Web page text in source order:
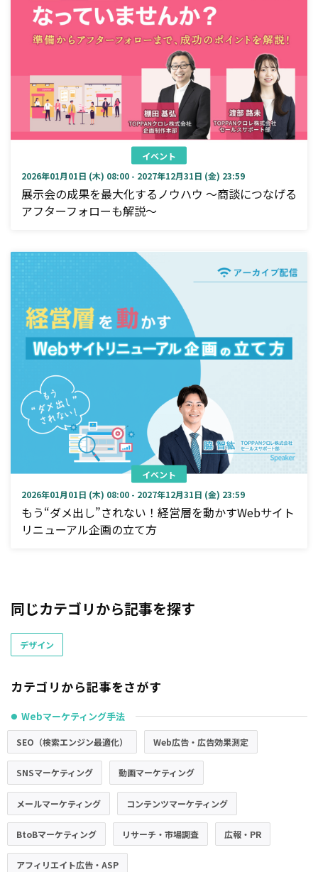
イベント
2026年01月01日 (木) 08:00 - 2027年12月31日 (金) 23:59
展示会の成果を最大化するノウハウ ～商談につなげる
アフターフォローも解説～
イベント
2026年01月01日 (木) 08:00 - 2027年12月31日 (金) 23:59
もう“ダメ出し”されない！経営層を動かすWebサイト
リニューアル企画の立て方
同じカテゴリから記事を探す
デザイン
カテゴリから記事をさがす
● Webマーケティング手法
SEO（検索エンジン最適化） Web広告・広告効果測定
SNSマーケティング 動画マーケティング
メールマーケティング コンテンツマーケティング
BtoBマーケティング リサーチ・市場調査 広報・PR
アフィリエイト広告・ASP